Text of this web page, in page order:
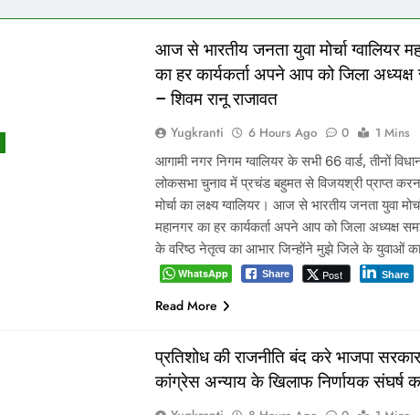
आज से भारतीय जनता युवा मोर्चा ग्वालियर
का हर कार्यकर्ता अपने आप को जिला
– शिवम रानू राजावत
Yugkranti 6 Hours Ago 0
1 Mins
आगामी नगर निगम ग्वालियर के सभी 66 वार्ड, तीनों
लोकसभा चुनाव में प्रचंड बहुमत से विजयश्री प्राप्त
मोर्चा का लक्ष्य ग्वालियर। आज से भारतीय जनता युवा
महानगर का हर कार्यकर्ता अपने आप को जिला अध्यक्ष
के वरिष्ठ नेतृत्व का आभार जिन्होंने मुझे जिले के युवाओं
WhatsApp Share Post Share
Read More
प्रतिशोध की राजनीति बंद करे भाजपा
कांग्रेस अन्याय के खिलाफ निर्णायक संघर्ष